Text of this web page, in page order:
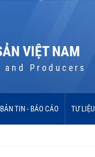
VIỆT NAM
Producers
BẢN TIN - BÁO CÁO TƯ LIỆU